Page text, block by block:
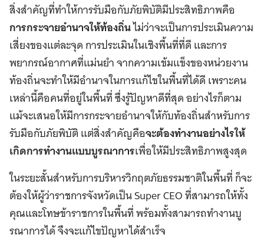
สิ่งสำคัญที่ทำให้การรับมือกับภัยพิบัติมีประสิทธิภาพคือ
การกระจายอำนาจให้ท้องถิ่นไม่ว่าจะเป็นการประเมินความ
เสี่ยงของแต่ละจุด การประเมินในเชิงพื้นที่ที่ดี และการ
พยากรณ์อากาศที่แม่นยำ จากความเข้มแข็งของหน่วยงาน
ท้องถิ่นจะทำให้มีอำนาจในการแก้ไขในพื้นที่ได้ดี เพราะคน
เหล่านี้คือคนที่อยู่ในพื้นที่ ซึ่งรู้ปัญหาดีที่สุด อย่างไรก็ตาม
แม้จะเสนอให้มีการกระจายอำนาจให้กับท้องถิ่นสำหรับการ
รับมือกับภัยพิบัติ แต่สิ่งสำคัญคือจะต้องทำงานอย่างไรให้
เกิดการทำงานแบบบูรณาการเพื่อให้มีประสิทธิภาพสูงสุด
ในระยะสั้นสำหรับการบริหารวิกฤตภัยธรรมชาติในพื้นที่ ก็จะ
ต้องให้ผู้ว่าราชการจังหวัดเป็น Super CEO ที่สามารถให้ทั้ง
คุณและโทษข้าราชการในพื้นที่ พร้อมทั้งสามารถทำงานบู
รณาการได้ จึงจะแก้ไขปัญหาได้สำเร็จ